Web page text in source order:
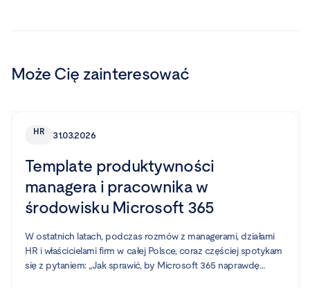
Może Cię zainteresować
HR 31.03.2026
Template produktywności
managera i pracownika w
środowisku Microsoft 365
W ostatnich latach, podczas rozmów z managerami, działami
HR i właścicielami firm w całej Polsce, coraz częściej spotykam
się z pytaniem: „Jak sprawić, by Microsoft 365 naprawdę